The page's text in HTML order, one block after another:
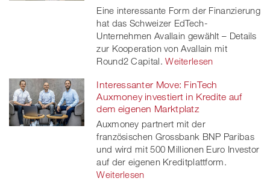
er
Eine interessante Form der Finanzierung
hat das Schweizer EdTech-
Unternehmen Avallain gewählt – Details
zur Kooperation von Avallain mit
Round2 Capital. Weiterlesen
Interessanter Move: FinTech
Auxmoney investiert in Kredite auf
dem eigenen Marktplatz
Auxmoney partnert mit der
französischen Grossbank BNP Paribas
und wird mit 500 Millionen Euro Investor
auf der eigenen Kreditplattform.
Weiterlesen